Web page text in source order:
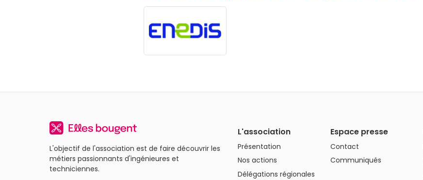
L'objectif de l'association est de faire découvrir les
métiers passionnants d'ingénieures et
techniciennes.
L'association
Présentation
Nos actions
Délégations régionales
Espace presse
Contact
Communiqués